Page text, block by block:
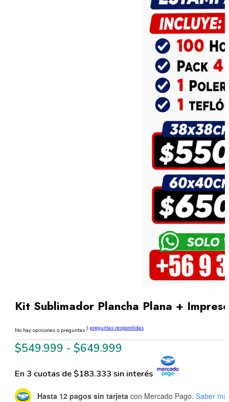
Kit Sublimador Plancha Plana +
No hay opiniones o preguntas | preguntas respondidas
$549.999 - $649.999
precios:
desde
En 3 cuotas de $183.333 sin interés
Hasta 12 pagos sin tarjeta con Mercado Pago. Saber